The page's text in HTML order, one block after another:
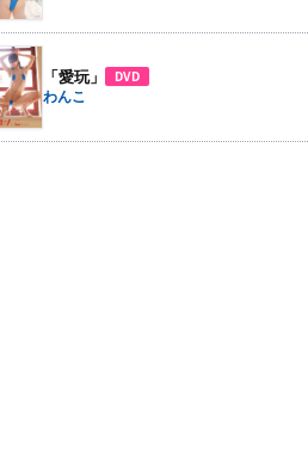
「愛玩」 DVD
わんこ